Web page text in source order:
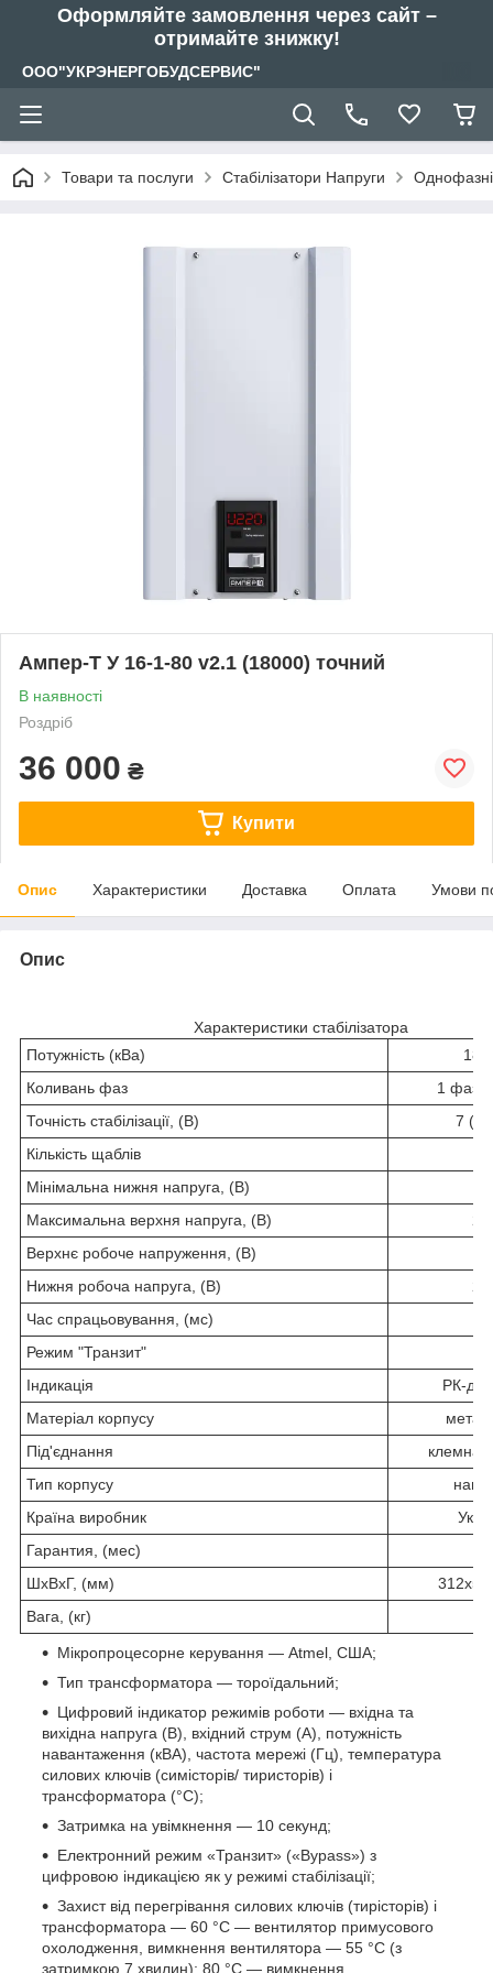
Оформляйте замовлення через сайт –
отримайте знижку!
ООО"УКРЭНЕРГОБУДСЕРВИС"
Товари та послуги Стабілізатори Напруги Однофазні
Ампер-Т У 16-1-80 v2.1 (18000) точний
В наявності
Роздріб
36 000 ₴
Купити
Опис Характеристики Доставка Оплата Умови
Опис
Характеристики стабілізатора
Потужність (кВа)
Коливань фаз
1 фаза
Точність стабілізації, (В)
7
Кількість щаблів
Мінімальна нижня напруга, (В)
Максимальна верхня напруга, (В)
Верхнє робоче напруження, (В)
Нижня робоча напруга, (В)
Час спрацьовування, (мс)
Режим "Транзит"
Індикація
РК-
Матеріал корпусу
Під'єднання
клемна
Тип корпусу
Країна виробник
Гарантия, (мес)
ШхВхГ, (мм)
Вага, (кг)
Мікропроцесорне керування — Atmel, США;
Тип трансформатора — тороїдальний;
Цифровий індикатор режимів роботи — вхідна та
вихідна напруга (В), вхідний струм (А), потужність
навантаження (кВА), частота мережі (Гц), температура
силових ключів (симісторів/ тиристорів) і
трансформатора (°C);
Затримка на увімкнення — 10 секунд;
Електронний режим «Транзит» («Bypass») з
цифровою індикацією як у режимі стабілізації;
Захист від перегрівання силових ключів (тирісторів) і
трансформатора — 60 °C — вентилятор примусового
охолодження, вимкнення вентилятора — 55 °C (з
затримкою 7 хвилин); 80 °C — вимкнення